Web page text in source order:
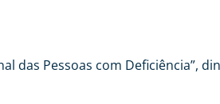
das Pessoas com Deficiência”,